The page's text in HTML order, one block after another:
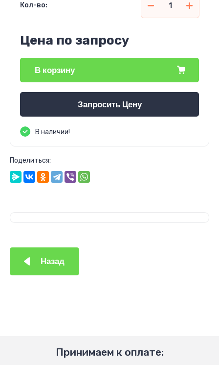
Кол-во:
Цена по запросу
В корзину
Запросить Цену
В наличии!
Поделиться:
Назад
Принимаем к оплате: